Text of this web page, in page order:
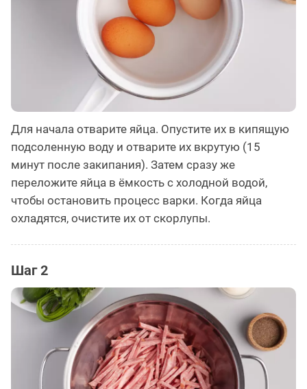
Для начала отварите яйца. Опустите их в кипящую
подсоленную воду и отварите их вкрутую (15
минут после закипания). Затем сразу же
переложите яйца в ёмкость с холодной водой,
чтобы остановить процесс варки. Когда яйца
охладятся, очистите их от скорлупы.
Шаг 2